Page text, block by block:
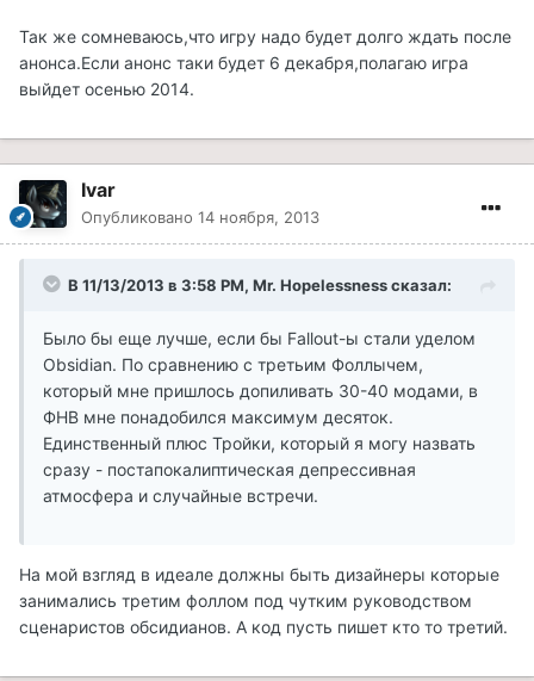
Так же сомневаюсь,что игру надо будет долго ждать после
анонса.Если анонс таки будет 6 декабря,полагаю игра
выйдет осенью 2014.
Ivar
Опубликовано 14 ноября, 2013
В 11/13/2013 в 3:58 PM, Mr. Hopelessness сказал:
Было бы еще лучше, если бы Fallout-ы стали уделом
Obsidian. По сравнению с третьим Фоллычем,
который мне пришлось допиливать 30-40 модами, в
ФНВ мне понадобился максимум десяток.
Единственный плюс Тройки, который я могу назвать
сразу - постапокалиптическая депрессивная
атмосфера и случайные встречи.
На мой взгляд в идеале должны быть дизайнеры которые
занимались третим фоллом под чутким руководством
сценаристов обсидианов. А код пусть пишет кто то третий.